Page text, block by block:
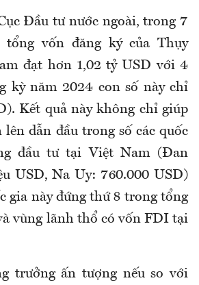
Đầu tư nước ngoài, trong 7
tổng vốn đăng ký của Thụy
đạt hơn 1,02 tỷ USD với 4
kỳ năm 2024 con số này chỉ
Kết quả này không chỉ giúp
dẫn đầu trong số các quốc
đầu tư tại Việt Nam (Đan
USD, Na Uy: 760.000 USD)
gia này đứng thứ 8 trong tổng
vùng lãnh thổ có vốn FDI tại
trưởng ấn tượng nếu so với